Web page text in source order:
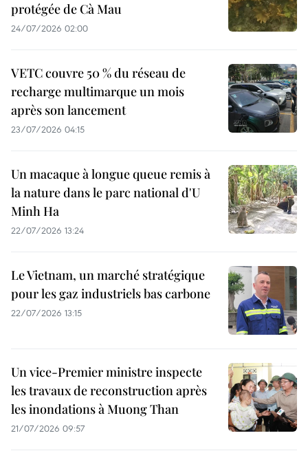
protégée de Cà Mau
24/07/2026 02:00
VETC couvre 50 % du réseau de
recharge multimarque un mois
après son lancement
23/07/2026 04:15
Un macaque à longue queue remis à
la nature dans le parc national d'U
Minh Ha
22/07/2026 13:24
Le Vietnam, un marché stratégique
pour les gaz industriels bas carbone
22/07/2026 13:15
Un vice-Premier ministre inspecte
les travaux de reconstruction après
les inondations à Muong Than
21/07/2026 09:57